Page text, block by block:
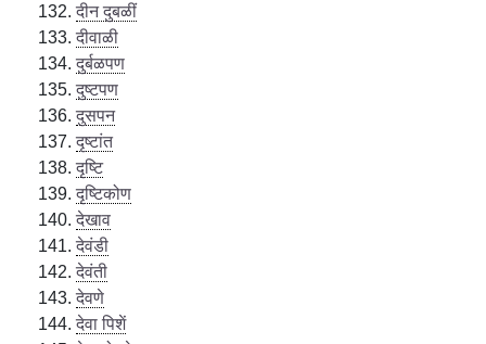
दीन दुबळीं
दीवाळी
दुर्बळपण
दुष्टपण
दुसपन
दृष्टांत
दृष्टि
दृष्टिकोण
देखाव
देवंडी
देवंती
देवणे
देवा पिशें